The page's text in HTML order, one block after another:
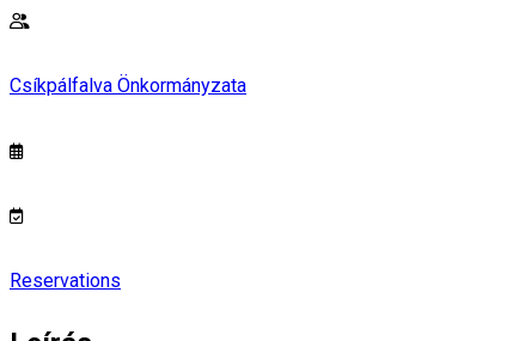
Csíkpálfalva Önkormányzata
Reservations